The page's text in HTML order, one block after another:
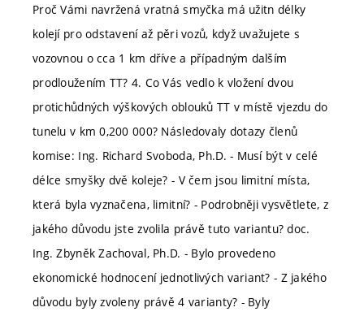
Proč Vámi navržená vratná smyčka má užitn délky
kolejí pro odstavení až pěri vozů, když uvažujete s
vozovnou o cca 1 km dříve a případným dalším
prodloužením TT? 4. Co Vás vedlo k vložení dvou
protichůdných výškových oblouků TT v místě vjezdu do
tunelu v km 0,200 000? Následovaly dotazy členů
komise: Ing. Richard Svoboda, Ph.D. - Musí být v celé
délce smyšky dvě koleje? - V čem jsou limitní místa,
která byla vyznačena, limitní? - Podrobněji vysvětlete, z
jakého důvodu jste zvolila právě tuto variantu? doc.
Ing. Zbyněk Zachoval, Ph.D. - Bylo provedeno
ekonomické hodnocení jednotlivých variant? - Z jakého
důvodu byly zvoleny právě 4 varianty? - Byly